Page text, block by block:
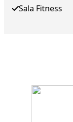
Sala Fitness